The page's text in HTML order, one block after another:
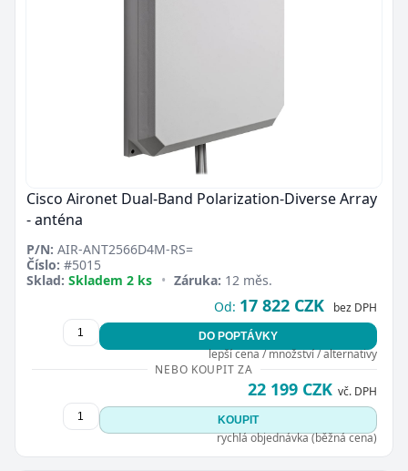
Cisco Aironet Dual-Band Polarization-Diverse Array
- anténa
P/N: AIR-ANT2566D4M-RS=
Číslo: #5015
Sklad: Skladem 2 ks • Záruka: 12 měs.
Od: 17 822 CZK bez DPH
DO POPTÁVKY
lepší cena / množství / alternativy
NEBO KOUPIT ZA
22 199 CZK vč. DPH
KOUPIT
rychlá objednávka (běžná cena)